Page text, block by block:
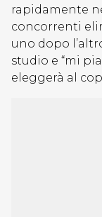
rapidamente
concorrenti
uno dopo
studio e “mi
eleggerà al